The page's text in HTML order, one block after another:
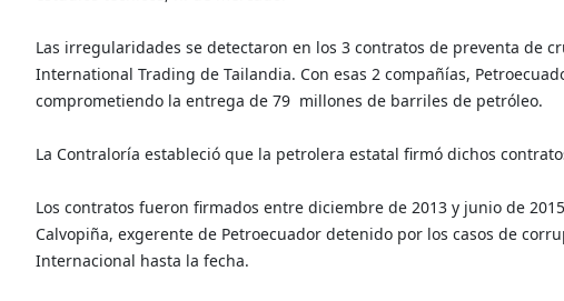
Las irregularidades se detectaron en los 3 contratos de preventa de
International Trading de Tailandia. Con esas 2 compañías,
comprometiendo la entrega de 79 millones de barriles de petróleo.
La Contraloría estableció que la petrolera estatal firmó dichos
Los contratos fueron firmados entre diciembre de 2013 y junio de
Calvopiña, exgerente de Petroecuador detenido por los casos de
Internacional hasta la fecha.